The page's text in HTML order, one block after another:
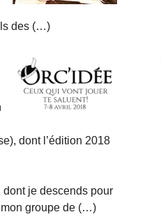
des (…)
dont l’édition 2018
dont je descends pour
groupe de (…)